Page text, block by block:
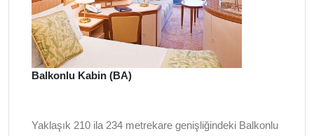
Balkonlu Kabin (BA)
Yaklaşık 210 ila 234 metrekare genişliğindeki Balkonlu